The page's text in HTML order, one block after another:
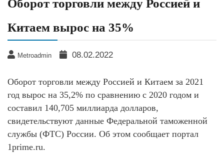
Оборот торговли между Россией и
Китаем вырос на 35%
Metroadmin 08.02.2022
Оборот торговли между Россией и Китаем за 2021
год вырос на 35,2% по сравнению с 2020 годом и
составил 140,705 миллиарда долларов,
свидетельствуют данные Федеральной таможенной
службы (ФТС) России. Об этом сообщает портал
1prime.ru.